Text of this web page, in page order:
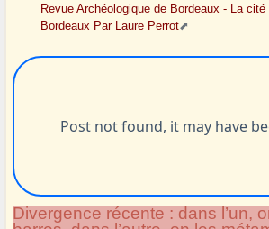
Revue Archéologique de Bordeaux - La
Bordeaux Par Laure Perrot
Divergence récente : dans l’un,